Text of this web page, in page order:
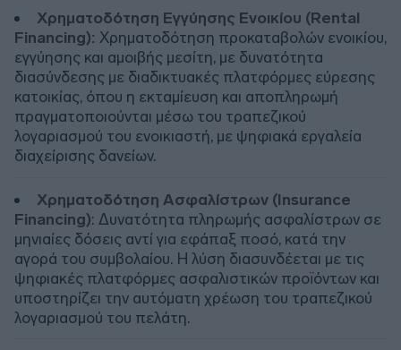
Χρηματοδότηση Εγγύησης Ενοικίου (Rental
Financing): Χρηματοδότηση προκαταβολών ενοικίου,
εγγύησης και αμοιβής μεσίτη, με δυνατότητα
διασύνδεσης με διαδικτυακές πλατφόρμες εύρεσης
κατοικίας, όπου η εκταμίευση και αποπληρωμή
πραγματοποιούνται μέσω του τραπεζικού
λογαριασμού του ενοικιαστή, με ψηφιακά εργαλεία
διαχείρισης δανείων.
Χρηματοδότηση Ασφαλίστρων (Insurance
Financing): Δυνατότητα πληρωμής ασφαλίστρων σε
μηνιαίες δόσεις αντί για εφάπαξ ποσό, κατά την
αγορά του συμβολαίου. Η λύση διασυνδέεται με τις
ψηφιακές πλατφόρμες ασφαλιστικών προϊόντων και
υποστηρίζει την αυτόματη χρέωση του τραπεζικού
λογαριασμού του πελάτη.